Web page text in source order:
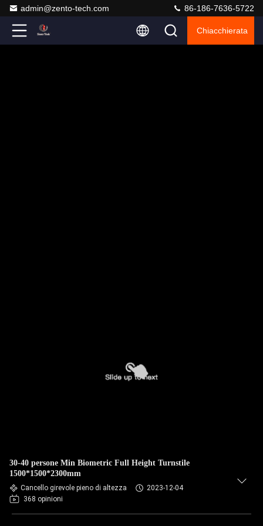
admin@zento-tech.com 86-186-7636-5722
Chiacchierata
30-40 persone Min Biometric Full Height Turnstile
1500*1500*2300mm
Cancello girevole pieno di altezza
2023-12-04
368 opinioni